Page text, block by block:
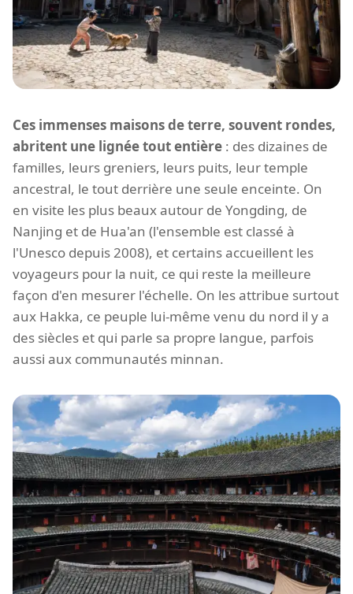
Ces immenses maisons de terre, souvent rondes,
abritent une lignée tout entière : des dizaines de
familles, leurs greniers, leurs puits, leur temple
ancestral, le tout derrière une seule enceinte. On
en visite les plus beaux autour de Yongding, de
Nanjing et de Hua'an (l'ensemble est classé à
l'Unesco depuis 2008), et certains accueillent les
voyageurs pour la nuit, ce qui reste la meilleure
façon d'en mesurer l'échelle. On les attribue surtout
aux Hakka, ce peuple lui-même venu du nord il y a
des siècles et qui parle sa propre langue, parfois
aussi aux communautés minnan.